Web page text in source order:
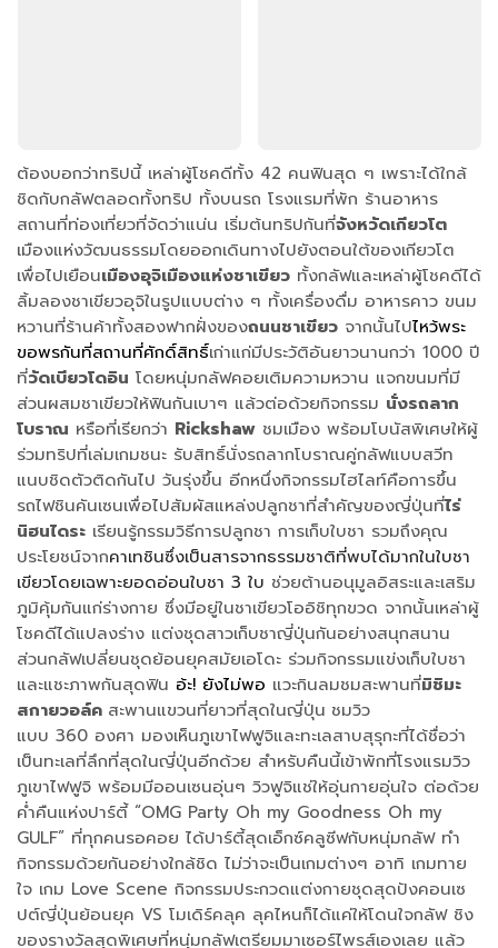
ต้องบอกว่าทริปนี้ เหล่าผู้โชคดีทั้ง 42 คนฟินสุด ๆ เพราะได้ใกล้
ชิดกับกลัฟตลอดทั้งทริป ทั้งบนรถ โรงแรมที่พัก ร้านอาหาร
สถานที่ท่องเที่ยวที่จัดว่าแน่น เริ่มต้นทริปกันที่จังหวัดเกียวโต
เมืองแห่งวัฒนธรรมโดยออกเดินทางไปยังตอนใต้ของเกียวโต
เพื่อไปเยือนเมืองอุจิเมืองแห่งชาเขียว ทั้งกลัฟและเหล่าผู้โชคดีได้
ลิ้มลองชาเขียวอุจิในรูปแบบต่าง ๆ ทั้งเครื่องดื่ม อาหารคาว ขนม
หวานที่ร้านค้าทั้งสองฟากฝั่งของถนนชาเขียว จากนั้นไปไหว้พระ
ขอพรกันที่สถานที่ศักดิ์สิทธิ์เก่าแก่มีประวัติอันยาวนานกว่า 1000 ปี
ที่วัดเบียวโดอิน โดยหนุ่มกลัฟคอยเติมความหวาน แจกขนมที่มี
ส่วนผสมชาเขียวให้ฟินกันเบาๆ แล้วต่อด้วยกิจกรรม นั่งรถลาก
โบราณ หรือที่เรียกว่า Rickshaw ชมเมือง พร้อมโบนัสพิเศษให้ผู้
ร่วมทริปที่เล่มเกมชนะ รับสิทธิ์นั่งรถลากโบราณคู่กลัฟแบบสวีท
แนบชิดตัวติดกันไป วันรุ่งขึ้น อีกหนึ่งกิจกรรมไฮไลท์คือการขึ้น
รถไฟชินคันเซนเพื่อไปสัมผัสแหล่งปลูกชาที่สำคัญของญี่ปุ่นที่ไร่
นิฮนไดระ เรียนรู้กรรมวิธีการปลูกชา การเก็บใบชา รวมถึงคุณ
ประโยชน์จากคาเทชินซึ่งเป็นสารจากธรรมชาติที่พบได้มากในใบชา
เขียวโดยเฉพาะยอดอ่อนใบชา 3 ใบ ช่วยต้านอนุมูลอิสระและเสริม
ภูมิคุ้มกันแก่ร่างกาย ซึ่งมีอยู่ในชาเขียวโออิชิทุกขวด จากนั้นเหล่าผู้
โชคดีได้แปลงร่าง แต่งชุดสาวเก็บชาญี่ปุ่นกันอย่างสนุกสนาน
ส่วนกลัฟเปลี่ยนชุดย้อนยุคสมัยเอโดะ ร่วมกิจกรรมแข่งเก็บใบชา
และแชะภาพกันสุดฟิน อ้ะ! ยังไม่พอ แวะกินลมชมสะพานที่มิชิมะ
สกายวอล์ค สะพานแขวนที่ยาวที่สุดในญี่ปุ่น ชมวิว
แบบ 360 องศา มองเห็นภูเขาไฟฟูจิและทะเลสาบสุรุกะที่ได้ชื่อว่า
เป็นทะเลที่ลึกที่สุดในญี่ปุ่นอีกด้วย สำหรับคืนนี้เข้าพักที่โรงแรมวิว
ภูเขาไฟฟูจิ พร้อมมีออนเซนอุ่นๆ วิวฟูจิแช่ให้อุ่นกายอุ่นใจ ต่อด้วย
ค่ำคืนแห่งปาร์ตี้ “OMG Party Oh my Goodness Oh my
GULF” ที่ทุกคนรอคอย ได้ปาร์ตี้สุดเอ็กซ์คลูซีฟกับหนุ่มกลัฟ ทำ
กิจกรรมด้วยกันอย่างใกล้ชิด ไม่ว่าจะเป็นเกมต่างๆ อาทิ เกมทาย
ใจ เกม Love Scene กิจกรรมประกวดแต่งกายชุดสุดปังคอนเซ
ปต์ญี่ปุ่นย้อนยุค VS โมเดิร์คลุค ลุคไหนก็ได้แค่ให้โดนใจกลัฟ ชิง
ของรางวัลสุดพิเศษที่หนุ่มกลัฟเตรียมมาเซอร์ไพรส์เองเลย แล้ว